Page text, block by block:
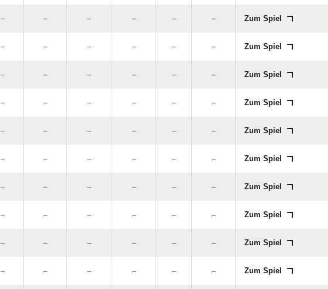
– – – – – – Zum Spiel
– – – – – – Zum Spiel
– – – – – – Zum Spiel
– – – – – – Zum Spiel
– – – – – – Zum Spiel
– – – – – – Zum Spiel
– – – – – – Zum Spiel
– – – – – – Zum Spiel
– – – – – – Zum Spiel
– – – – – – Zum Spiel